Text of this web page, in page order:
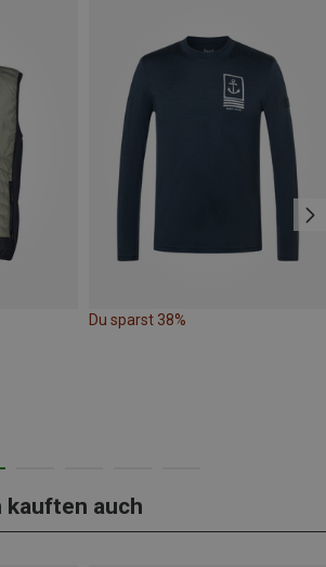
Du sparst 38%
kauften auch